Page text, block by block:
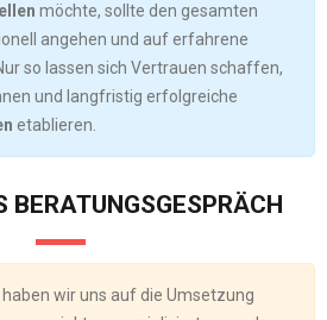
möchte, sollte den gesamten
angehen und auf erfahrene
so lassen sich Vertrauen schaffen,
und langfristig erfolgreiche
etablieren.
BERATUNGSGESPRÄCH
haben wir uns auf die Umsetzung